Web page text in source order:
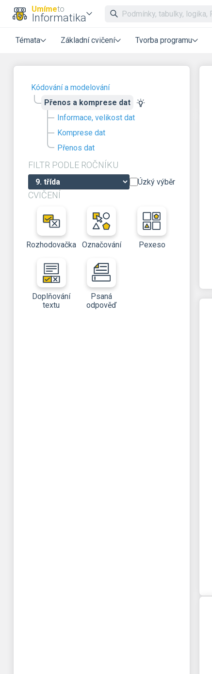
Umímeto
Informatika
Témata Základní cvičení Tvorba programu
Kódování a modelování
Přenos a komprese dat
Informace, velikost dat
Komprese dat
Přenos dat
FILTR PODLE ROČNÍKU
Úzký výběr
CVIČENÍ
Rozhodovačka Označování Pexeso
Doplňování
textu
Psaná
odpověď